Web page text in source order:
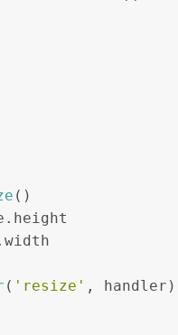
()
height
width
( 'resize' , handler)